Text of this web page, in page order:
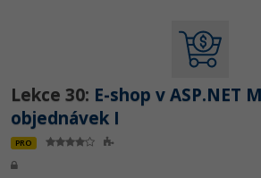
Lekce 30: E-shop v ASP.NET
objednávek I
PRO